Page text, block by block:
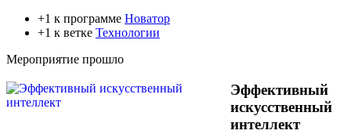
+1 к программе Новатор
+1 к ветке Технологии
Мероприятие прошло
Эффективный
искусственный
интеллект